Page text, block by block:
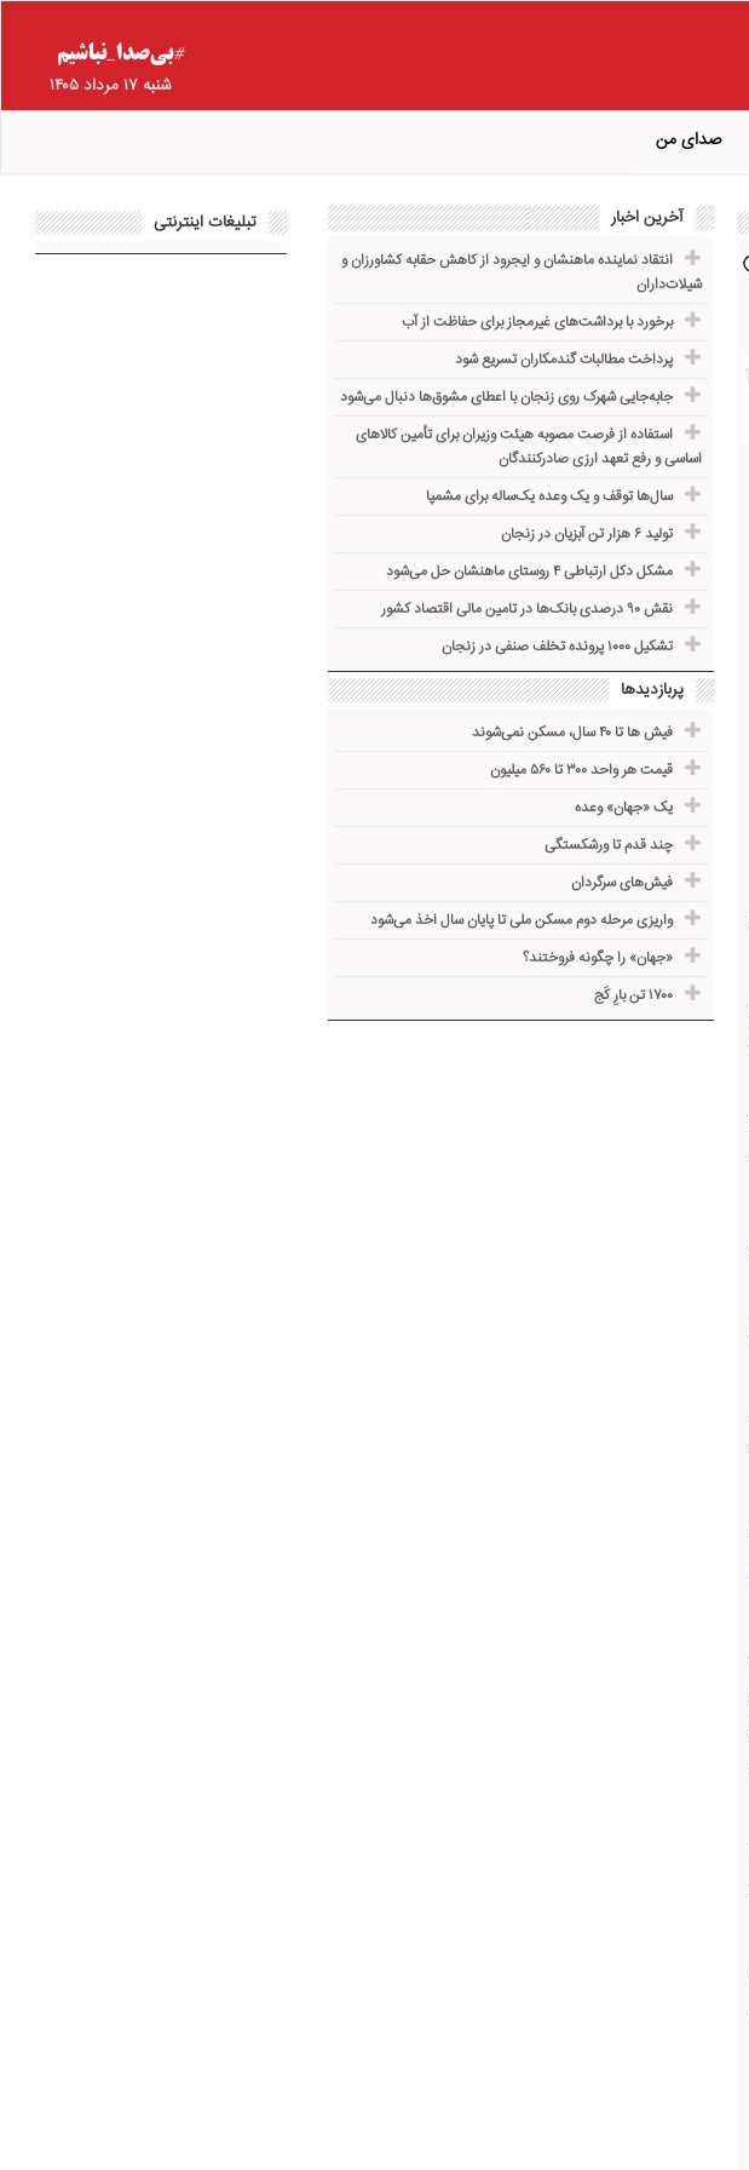
شنبه ۱۷ مرداد ۱۴۰۵
صدای من
آخرین اخبار
انتقاد نماینده ماهنشان و ایجرود از کاهش حقابه کشاورزان و
شیلات‌داران
برخورد با برداشت‌های غیرمجاز برای حفاظت از آب
پرداخت مطالبات گندمکاران تسریع شود
جابه‌جایی شهرک روی زنجان با اعطای مشوق‌ها دنبال می‌شود
استفاده از فرصت مصوبه هیئت وزیران برای تأمین کالاهای
اساسی و رفع تعهد ارزی صادرکنندگان
سال‌ها توقف و یک وعده یک‌ساله برای مشمپا
تولید ۶ هزار تن آبزیان در زنجان
مشکل دکل ارتباطی ۴ روستای ماهنشان حل می‌شود
نقش ۹۰ درصدی بانک‌ها در تامین مالی اقتصاد کشور
تشکیل ۱۰۰۰ پرونده تخلف صنفی در زنجان
پربازدیدها
فیش ها تا ۴۰ سال، مسکن نمی‌شوند
قیمت هر واحد ۳۰۰ تا ۵۶۰ میلیون
یک «جهان» وعده
چند قدم تا ورشکستگی
فیش‌های سرگردان
واریزی مرحله دوم مسکن ملی تا پایان سال اخذ می‌شود
«جهان» را چگونه فروختند؟
۱۷۰۰ تن بارِ کَج
تبلیغات اینترنتی